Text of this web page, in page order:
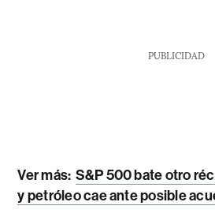
PUBLICIDAD
Ver más: S&P 500 bate otro
y petróleo cae ante posible